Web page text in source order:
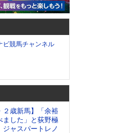
ビ競馬チャンネル
２歳新馬】「余裕
ました」と荻野極
ャスパートレノ